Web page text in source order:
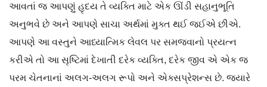
આવતાં જ આપણું હૃદય તે વ્યક્તિ માટે એક ઊંડી સહાનુભૂતિ
અનુભવે છે અને આપણે સાચા અર્થમાં મુક્ત થઈ જઈએ છીએ.
આપણે આ વસ્તુને આધ્યાત્મિક લેવલ પર સમજવાનો પ્રયત્ન
કરીએ તો આ સૃષ્ટિમાં દેખાતી દરેક વ્યક્તિ, દરેક જીવ એ એક જ
પરમ ચેતનાનાં અલગ-અલગ રૂપો અને એક્સપ્રેશન્સ છે. જ્યારે